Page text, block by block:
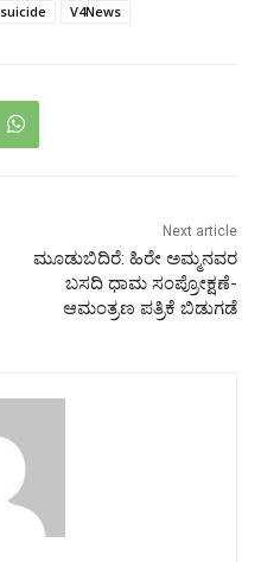
suicide V4News
Next article
ಮೂಡುಬಿದಿರೆ: ಹಿರೇ ಅಮ್ಮನವರ
ಬಸದಿ ಧಾಮ ಸಂಪ್ರೋಕ್ಷಣೆ-
ಆಮಂತ್ರಣ ಪತ್ರಿಕೆ ಬಿಡುಗಡೆ